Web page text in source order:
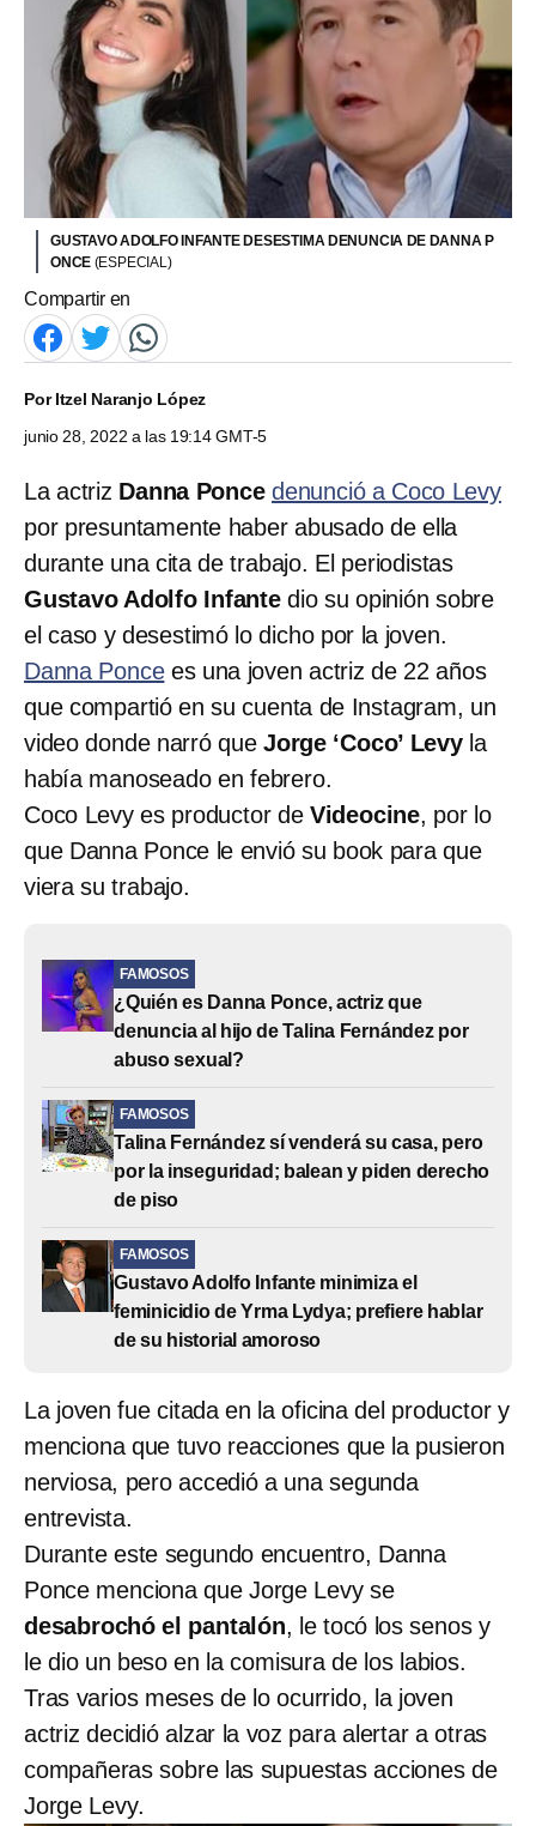
GUSTAVO ADOLFO INFANTE DESESTIMA DENUNCIA DE DANNA P
ONCE (ESPECIAL)
Compartir en
PorItzel Naranjo López
junio 28, 2022 a las 19:14 GMT-5
La actriz Danna Ponce denunció a Coco Levy
por presuntamente haber abusado de ella
durante una cita de trabajo. El periodistas
Gustavo Adolfo Infantedio su opinión sobre
el caso y desestimó lo dicho por la joven.
Danna Poncees una joven actriz de 22 años
que compartió en su cuenta de Instagram, un
video donde narró queJorge ‘Coco’ Levy la
había manoseado en febrero.
Coco Levy es productor de Videocine, por lo
que Danna Ponce le envió su book para que
viera su trabajo.
FAMOSOS
¿Quién es Danna Ponce, actriz que
denuncia al hijo de Talina Fernández por
abuso sexual?
FAMOSOS
Talina Fernández sí venderá su casa, pero
por la inseguridad; balean y piden derecho
de piso
FAMOSOS
Gustavo Adolfo Infante minimiza el
feminicidio de Yrma Lydya; prefiere hablar
de su historial amoroso
La joven fue citada en la oficina del productor y
menciona que tuvo reacciones que la pusieron
nerviosa, pero accedió a una segunda
entrevista.
Durante este segundo encuentro, Danna
Ponce menciona que Jorge Levy se
desabrochó el pantalón, le tocó los senos y
le dio un beso en la comisura de los labios.
Tras varios meses de lo ocurrido, la joven
actriz decidió alzar la voz para alertar a otras
compañeras sobre las supuestas acciones de
Jorge Levy.